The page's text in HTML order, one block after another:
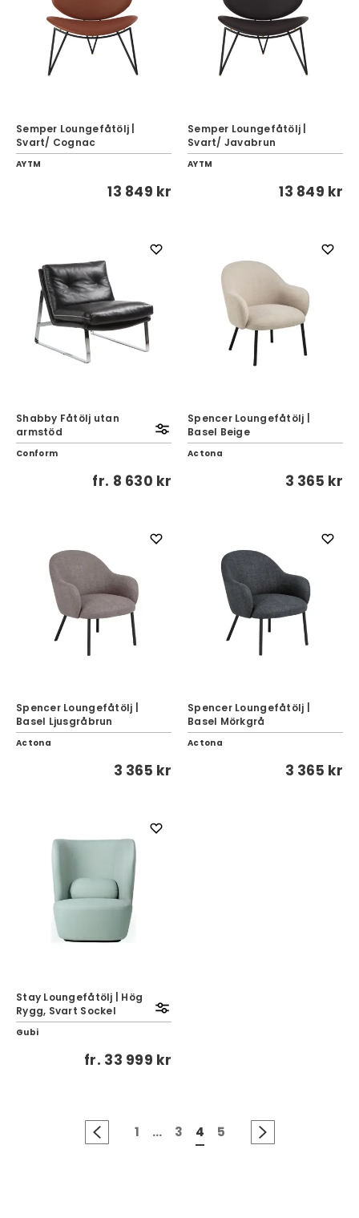
Semper Loungefåtölj |
Svart/ Cognac
AYTM
13 849 kr
Semper Loungefåtölj |
Svart/ Javabrun
AYTM
13 849 kr
Shabby Fåtölj utan
armstöd
Conform
fr. 8 630 kr
Spencer Loungefåtölj |
Basel Beige
Actona
3 365 kr
Spencer Loungefåtölj |
Basel Ljusgråbrun
Actona
3 365 kr
Spencer Loungefåtölj |
Basel Mörkgrå
Actona
3 365 kr
Stay Loungefåtölj | Hög
Rygg, Svart Sockel
Gubi
fr. 33 999 kr
1 ... 3 4 5